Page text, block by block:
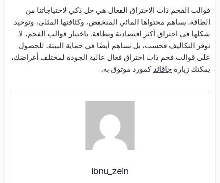
قوالب الفحم ذات الاحتراق الفعال هي حل ذكي لاحتياجاتنا من
الطاقة. يساهم محتواها المائي المنخفض، وكثافتها المثلى، وتوحيد
شكلها في احتراق أكثر اقتصادية ونظافة. باختيار قوالب الفحم، لا
نوفر التكاليف فحسب، بل نساهم أيضًا في حماية البيئة. للحصول
على قوالب فحم ذات احتراق فعال عالية الجودة لمختلف أغراضك،
يمكنك زيارة جاقائد كمورد موثوق به.
ibnu_zein